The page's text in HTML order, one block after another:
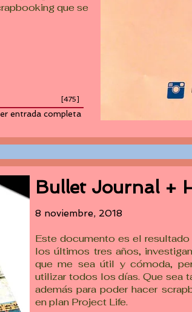
que se
[475]
entrada completa
Bullet Journal +
8 noviembre, 2018
Este documento es el
los últimos tres años,
que me sea útil y cómoda,
utilizar todos los días. Que sea
además para poder hacer
en plan Project Life.